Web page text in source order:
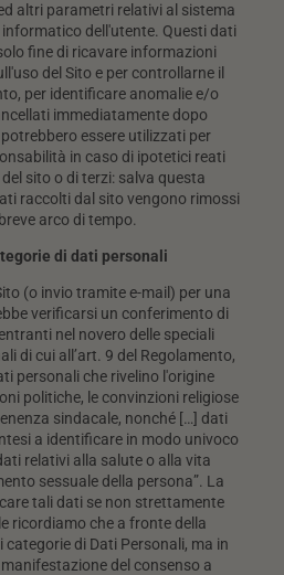
altri parametri relativi al sistema
dell'utente. Questi dati
fine di ricavare informazioni
del Sito e per controllarne il
per identificare anomalie e/o
immediatamente dopo
essere utilizzati per
in caso di ipotetici reati
sito o di terzi: salva questa
raccolti dal sito vengono rimossi
arco di tempo.
di dati personali
(o invio tramite e-mail) per una
verificarsi un conferimento di
nel novero delle speciali
di cui all’art. 9 del Regolamento,
personali che rivelino l'origine
politiche, le convinzioni religiose
sindacale, nonché […] dati
a identificare in modo univoco
relativi alla salute o alla vita
sessuale della persona”. La
tali dati se non strettamente
ricordiamo che a fronte della
di Dati Personali, ma in
del consenso a